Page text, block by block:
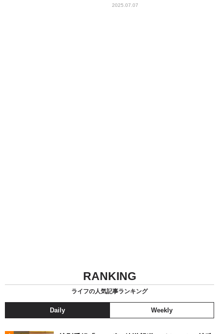
2025.07.07
RANKING
ライフの人気記事ランキング
Daily Weekly